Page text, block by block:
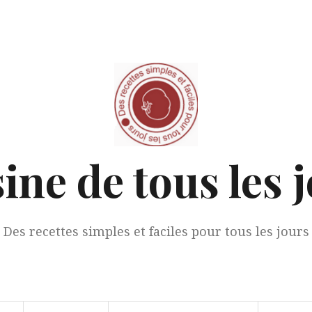
de tous les
Des recettes simples et faciles pour tous les jours